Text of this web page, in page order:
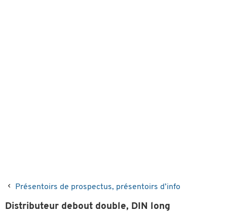
Présentoirs de prospectus, présentoirs d’info
Distributeur debout double, DIN long